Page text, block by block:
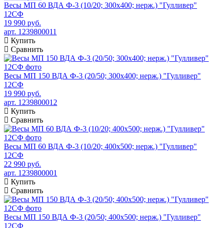
Весы МП 60 ВДА Ф-3 (10/20; 300х400; нерж.) "Гулливер"
12СФ
19 990 руб.
арт. 1239800011
Купить
Сравнить
Весы МП 150 ВДА Ф-3 (20/50; 300х400; нерж.) "Гулливер"
12СФ
19 990 руб.
арт. 1239800012
Купить
Сравнить
Весы МП 60 ВДА Ф-3 (10/20; 400х500; нерж.) "Гулливер"
12СФ
22 990 руб.
арт. 1239800001
Купить
Сравнить
Весы МП 150 ВДА Ф-3 (20/50; 400х500; нерж.) "Гулливер"
12СФ